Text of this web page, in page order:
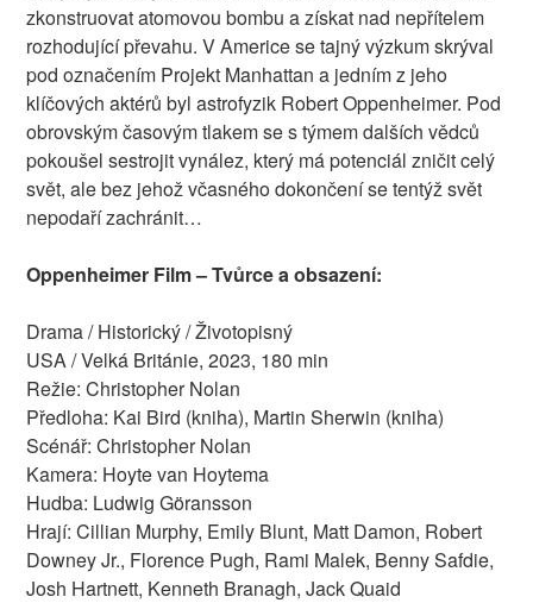
zkonstruovat atomovou bombu a získat nad nepřítelem
rozhodující převahu. V Americe se tajný výzkum skrýval
pod označením Projekt Manhattan a jedním z jeho
klíčových aktérů byl astrofyzik Robert Oppenheimer. Pod
obrovským časovým tlakem se s týmem dalších vědců
pokoušel sestrojit vynález, který má potenciál zničit celý
svět, ale bez jehož včasného dokončení se tentýž svět
nepodaří zachránit…
Oppenheimer Film – Tvůrce a obsazení:
Drama / Historický / Životopisný
USA / Velká Británie, 2023, 180 min
Režie: Christopher Nolan
Předloha: Kai Bird (kniha), Martin Sherwin (kniha)
Scénář: Christopher Nolan
Kamera: Hoyte van Hoytema
Hudba: Ludwig Göransson
Hrají: Cillian Murphy, Emily Blunt, Matt Damon, Robert
Downey Jr., Florence Pugh, Rami Malek, Benny Safdie,
Josh Hartnett, Kenneth Branagh, Jack Quaid